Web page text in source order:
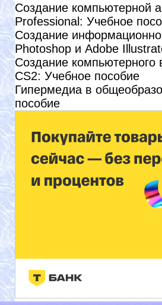
Создание компьютерной
Professional: Учебное
Создание
Photoshop и Adobe
Создание
CS2: Учебное пособие
Гипермедиа в
пособие